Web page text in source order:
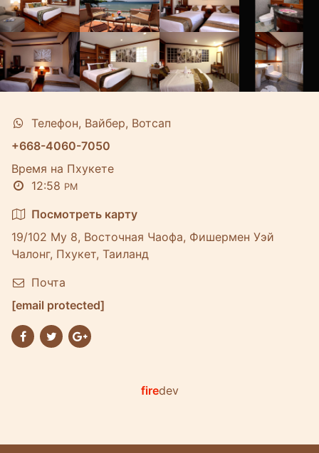
Телефон, Вайбер, Вотсап
+668-4060-7050
Время на Пхукете
12:58 PM
Посмотреть карту
19/102 Му 8, Восточная Чаофа, Фишермен Уэй
Чалонг, Пхукет, Таиланд
Почта
[email protected]
firedev